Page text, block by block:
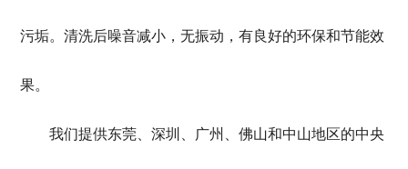
污垢。清洗后噪音减小，无振动，有良好的环保和节能效
果。
我们提供东莞、深圳、广州、佛山和中山地区的中央